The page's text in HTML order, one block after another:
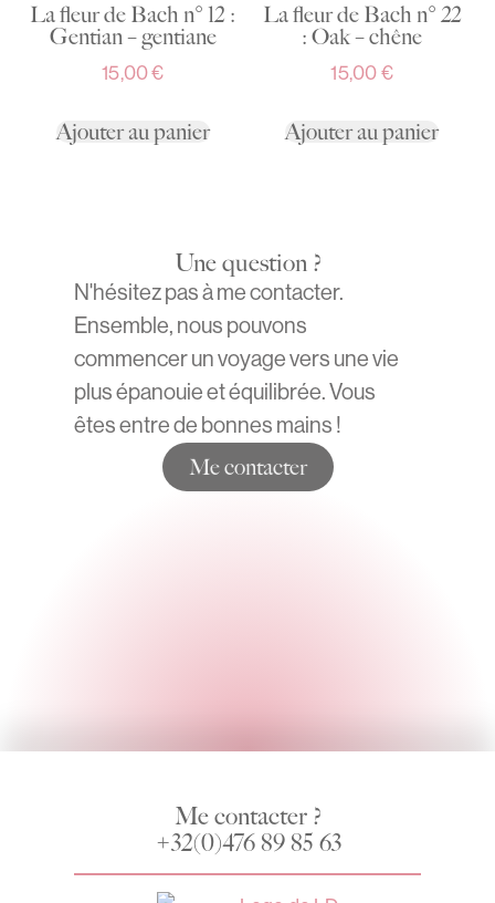
La fleur de Bach n° 12 :
Gentian – gentiane
15,00€
Ajouter au panier
La fleur de Bach n° 22
: Oak – chêne
15,00 €
Ajouter au panier
Une question ?
N'hésitez pas à me contacter.
Ensemble, nous pouvons
commencer un voyage vers une vie
plus épanouie et équilibrée. Vous
êtes entre de bonnes mains !
Me contacter
Me contacter ?
+32(0)476 89 85 63